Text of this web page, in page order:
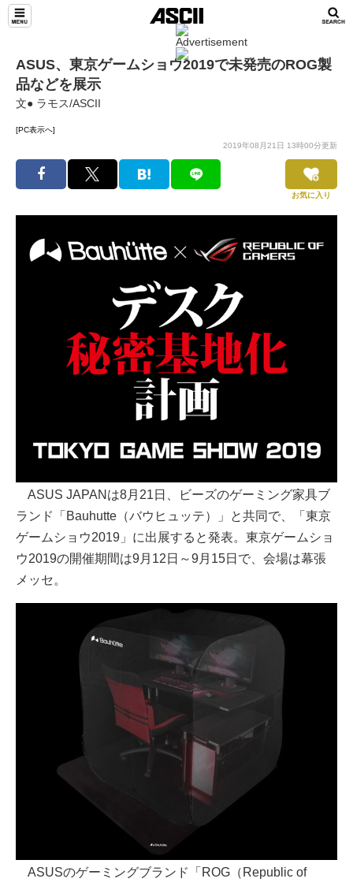
ASUS、東京ゲームショウ2019で未発売のROG製
品などを展示
文● ラモス/ASCII
[PC表示へ]
2019年08月21日 13時00分更新
お気に入り
ASUS JAPANは8月21日、ビーズのゲーミング家具ブ
ランド「Bauhutte（バウヒュッテ）」と共同で、「東京
ゲームショウ2019」に出展すると発表。東京ゲームショ
ウ2019の開催期間は9月12日～9月15日で、会場は幕張
メッセ。
ASUSのゲーミングブランド「ROG（Republic of